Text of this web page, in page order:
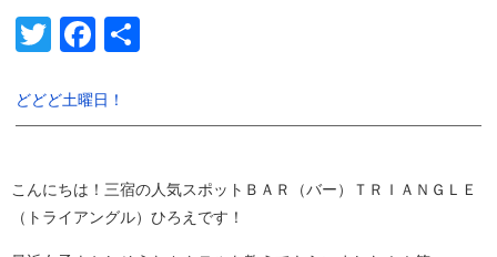
TwitterFacebook
どどど土曜日！
こんにちは！三宿の人気スポットＢＡＲ（バー）ＴＲＩＡＮＧＬＥ
（トライアングル）ひろえです！